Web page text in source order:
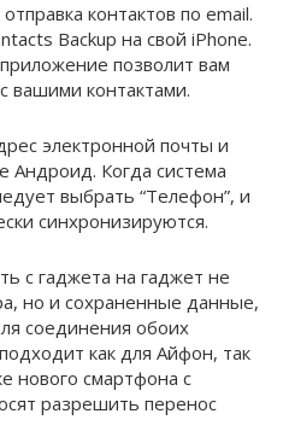
контактов по email.
Backup на свой iPhone.
позволит вам
вашими контактами.
электронной почты и
Андроид. Когда система
выбрать “Телефон”, и
синхронизируются.
с гаджета на гаджет не
но и сохраненные данные,
соединения обоих
как для Айфон, так
нового смартфона с
разрешить перенос